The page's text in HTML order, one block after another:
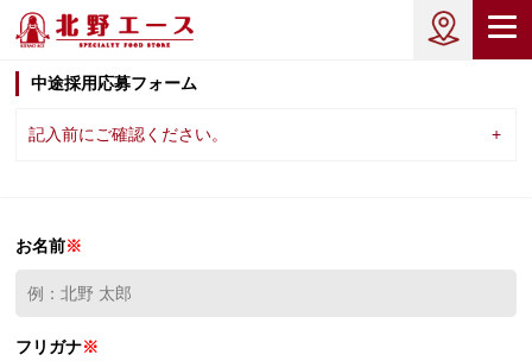
中途採用応募フォーム
記入前にご確認ください。 +
お名前※
フリガナ※